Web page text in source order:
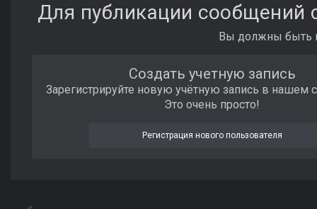
Для публикации сообщений
Вы должны быть
Создать учетную запись
Зарегистрируйте новую учётную запись в нашем
Это очень просто!
Регистрация нового пользователя